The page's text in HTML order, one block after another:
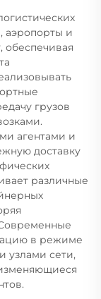
аэропорты и
грузов
агентами и
доставку
различные
в режиме
узлами сети,